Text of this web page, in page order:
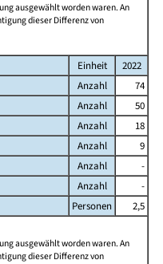
ausgewählt worden waren. An
dieser Differenz von
Einheit
2022
Anzahl
74
Anzahl
50
Anzahl
18
Anzahl
9
Anzahl
-
Anzahl
-
Personen
2,5
ausgewählt worden waren. An
dieser Differenz von